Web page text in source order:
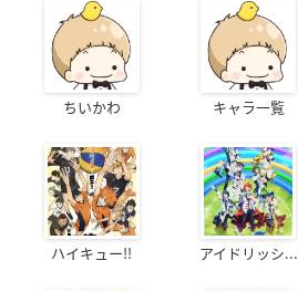
ちいかわ キャラ一覧
ハイキュー!! アイドリッシ...